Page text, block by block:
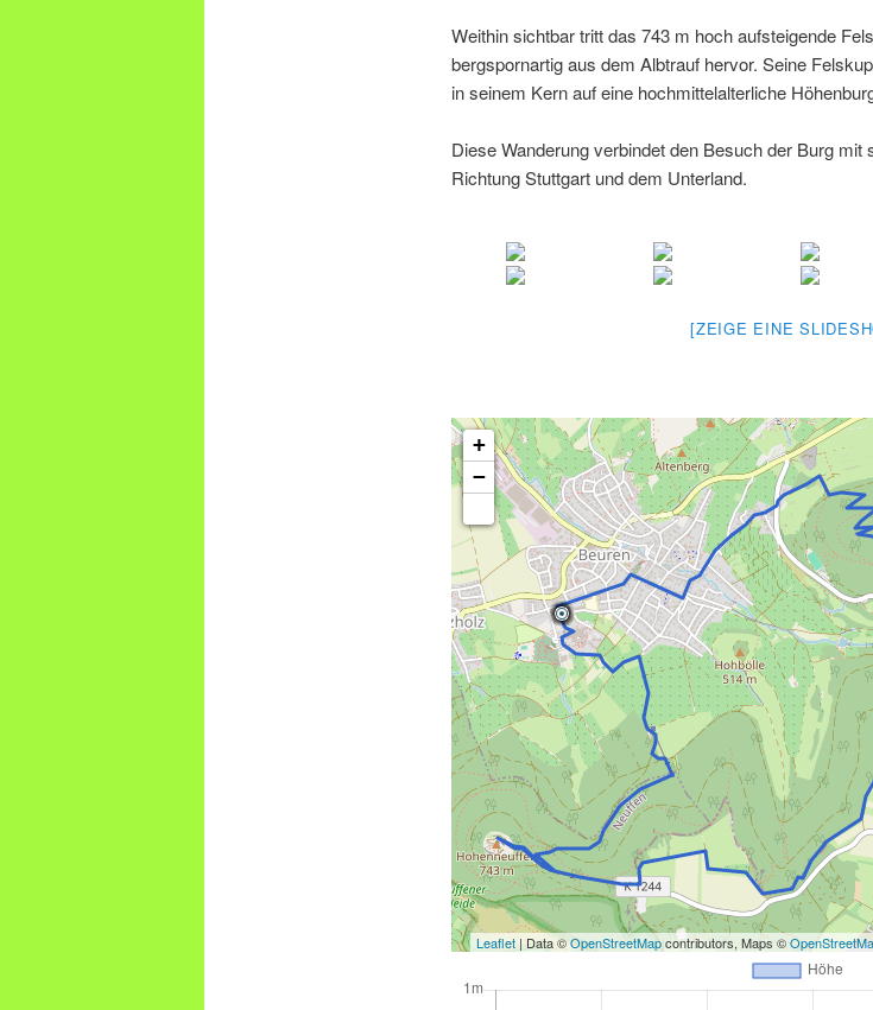
Weithin sichtbar tritt das 743 m hoch aufsteigende
bergspornartig aus dem Albtrauf hervor. Seine
in seinem Kern auf eine hochmittelalterliche
Diese Wanderung verbindet den Besuch der Burg
Richtung Stuttgart und dem Unterland.
[ZEIGE EINE
+
−
Leaflet | Data ©OpenStreetMapcontributors, Maps ©